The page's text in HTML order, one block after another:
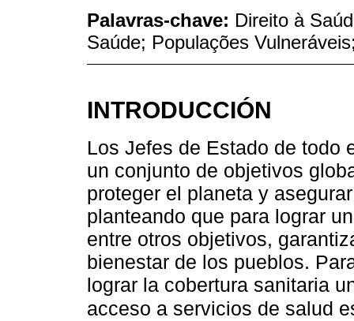
Palavras-chave: Direito à
Saúde; Populações
INTRODUCCIÓN
Los Jefes de Estado de todo
un conjunto de objetivos
proteger el planeta y
planteando que para lograr
entre otros objetivos,
bienestar de los pueblos.
lograr la cobertura sanitaria
acceso a servicios de salud